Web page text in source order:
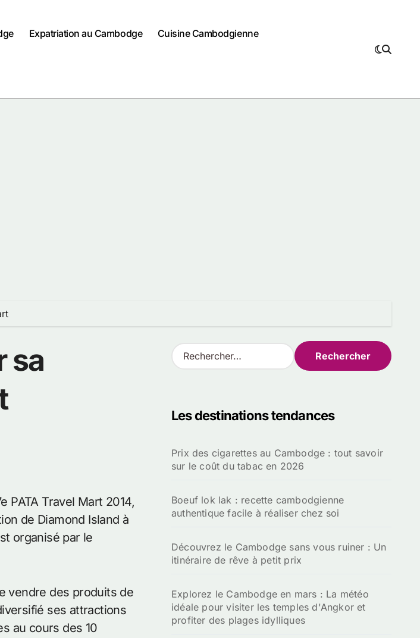
Expatriation au Cambodge Cuisine Cambodgienne
sa
PATA Travel Mart 2014,
de Diamond Island à
organisé par le
vendre des produits de
ses attractions
au cours des 10
R
e
r
e
r
Les destinations tendances
Prix des cigarettes au Cambodge : tout savoir
sur le coût du tabac en 2026
Boeuf lok lak : recette cambodgienne
authentique facile à réaliser chez soi
Découvrez le Cambodge sans vous ruiner : Un
itinéraire de rêve à petit prix
Explorez le Cambodge en mars : La météo
idéale pour visiter les temples d'Angkor et
profiter des plages idylliques